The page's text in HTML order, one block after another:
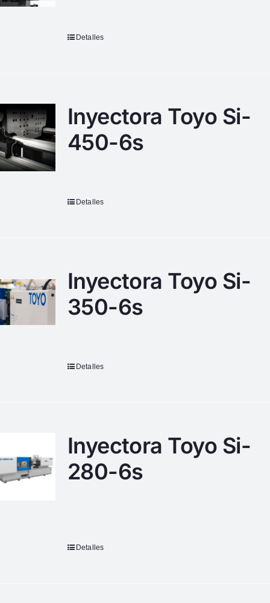
Detalles
Inyectora Toyo Si-
450-6s
Detalles
Inyectora Toyo Si-
350-6s
Detalles
Inyectora Toyo Si-
280-6s
Detalles